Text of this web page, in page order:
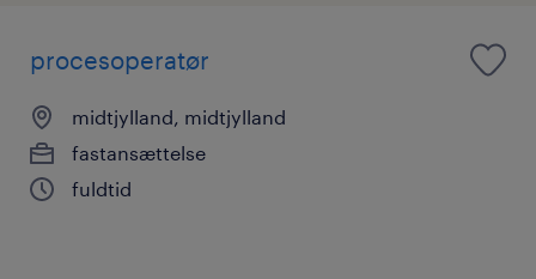
procesoperatør
midtjylland, midtjylland
fastansættelse
fuldtid